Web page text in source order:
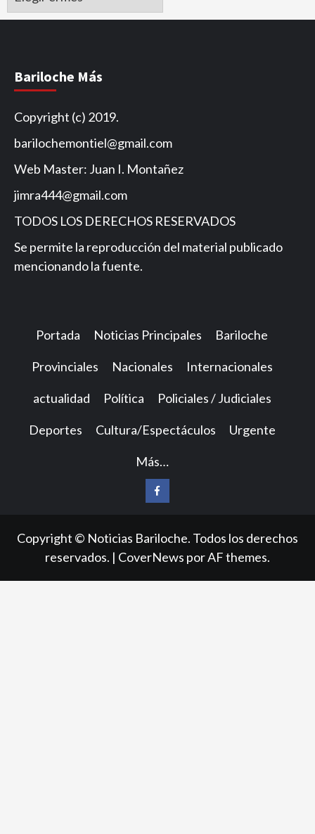
Bariloche Más
Copyright (c) 2019.
barilochemontiel@gmail.com
Web Master: Juan I. Montañez
jimra444@gmail.com
TODOS LOS DERECHOS RESERVADOS
Se permite la reproducción del material publicado
mencionando la fuente.
Portada Noticias Principales Bariloche
Provinciales Nacionales Internacionales
actualidad Política Policiales / Judiciales
Deportes Cultura/Espectáculos Urgente
Más…
Facebook
Copyright © Noticias Bariloche. Todos los derechos
reservados. | CoverNews por AF themes.